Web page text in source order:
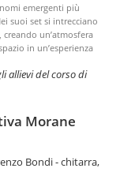
emergenti più
suoi set si intrecciano
un’atmosfera
in un’esperienza
allievi del corso di
Morane
Bondi - chitarra,